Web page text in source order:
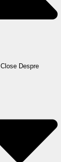
Close Despre